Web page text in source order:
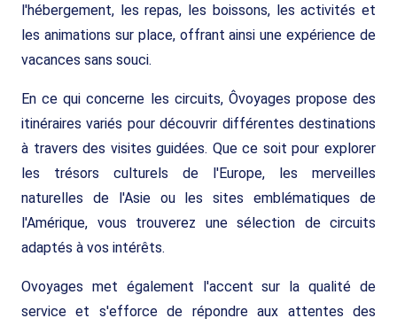
l'hébergement, les repas, les boissons, les activités et
les animations sur place, offrant ainsi une expérience de
vacances sans souci.
En ce qui concerne les circuits, Ôvoyages propose des
itinéraires variés pour découvrir différentes destinations
à travers des visites guidées. Que ce soit pour explorer
les trésors culturels de l'Europe, les merveilles
naturelles de l'Asie ou les sites emblématiques de
l'Amérique, vous trouverez une sélection de circuits
adaptés à vos intérêts.
Ovoyages met également l'accent sur la qualité de
service et s'efforce de répondre aux attentes des